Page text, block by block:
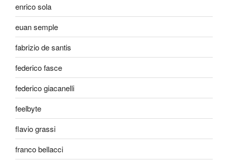
enrico sola
euan semple
fabrizio de santis
federico fasce
federico giacanelli
feelbyte
flavio grassi
franco bellacci